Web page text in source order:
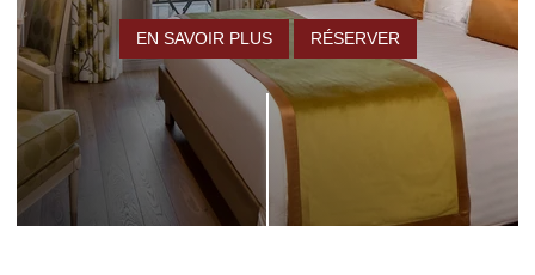
EN SAVOIR PLUS RÉSERVER